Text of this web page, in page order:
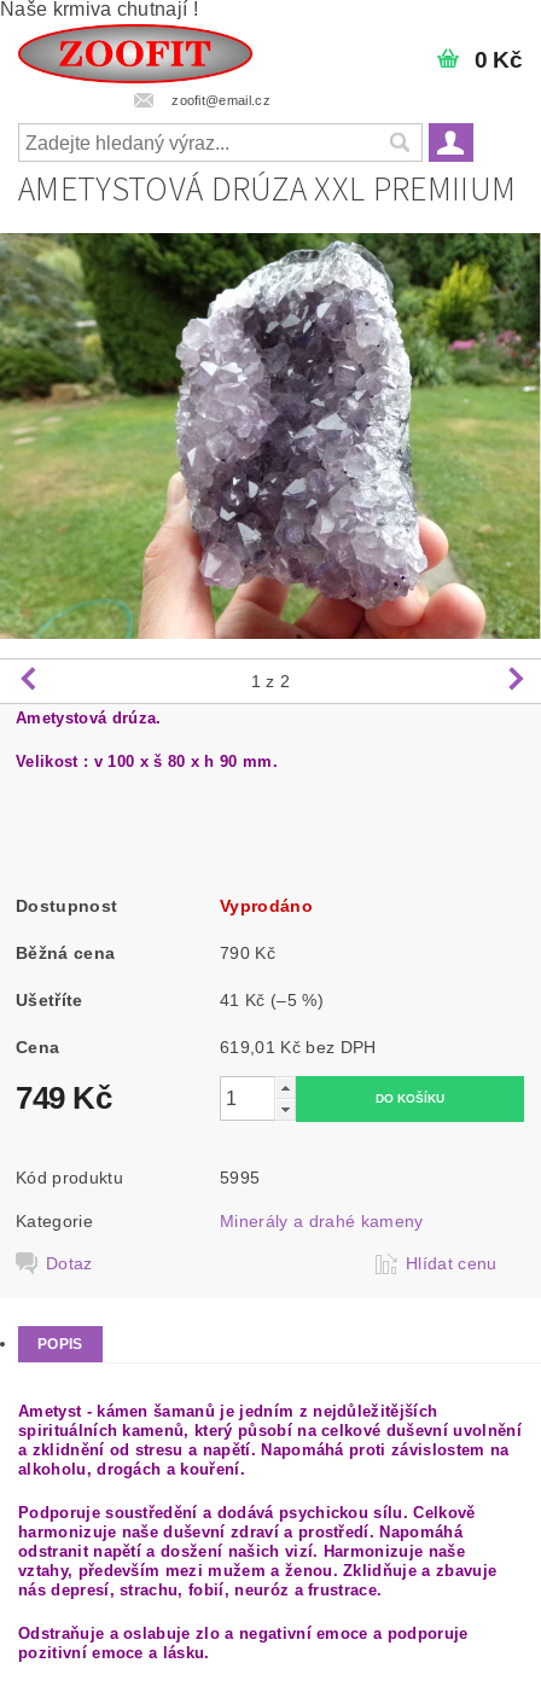
Naše krmiva chutnají !
zoofit@email.cz
0 Kč
AMETYSTOVÁ DRÚZA XXL PREMIIUM
1 z 2
Ametystová drúza.
Velikost : v 100 x š 80 x h 90 mm.
Dostupnost Vyprodáno
Běžná cena 790 Kč
Ušetříte 41 Kč (–5 %)
Cena 619,01 Kč bez DPH
749 Kč
Kód produktu 5995
Kategorie Minerály a drahé kameny
Dotaz Hlídat cenu
POPIS
Ametyst - kámen šamanů je jedním z nejdůležitějších
spirituálních kamenů, který působí na celkové duševní uvolnění
a zklidnění od stresu a napětí. Napomáhá proti závislostem na
alkoholu, drogách a kouření.
Podporuje soustředění a dodává psychickou sílu. Celkově
harmonizuje naše duševní zdraví a prostředí. Napomáhá
odstranit napětí a dosžení našich vizí. Harmonizuje naše
vztahy, především mezi mužem a ženou. Zklidňuje a zbavuje
nás depresí, strachu, fobií, neuróz a frustrace.
Odstraňuje a oslabuje zlo a negativní emoce a podporuje
pozitivní emoce a lásku.